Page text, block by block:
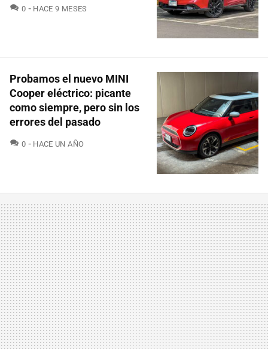
0 COMENTARIOS
HACE 9 MESES
Probamos el nuevo MINI
Cooper eléctrico: picante
como siempre, pero sin los
errores del pasado
0 COMENTARIOS
HACE UN AÑO